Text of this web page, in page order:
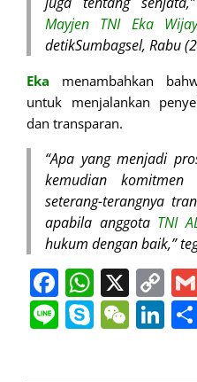
Mayjen TNI Eka
detikSumbagsel, Rabu
Eka menambahkan
untuk menjalankan
dan transparan.
“Apa yang menjadi
kemudian
seterang-terangnya
apabila anggota TNI
hukum dengan baik,”
Facebook
X
LineSkype